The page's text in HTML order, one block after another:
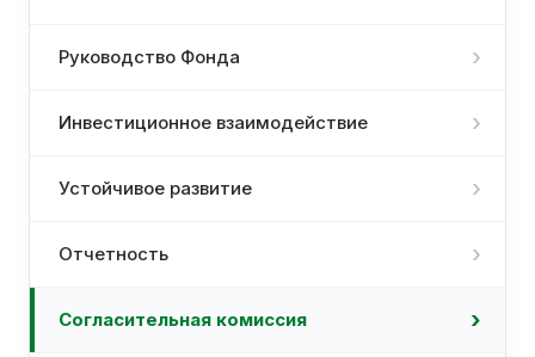
Руководство Фонда
Инвестиционное взаимодействие
Устойчивое развитие
Отчетность
Согласительная комиссия